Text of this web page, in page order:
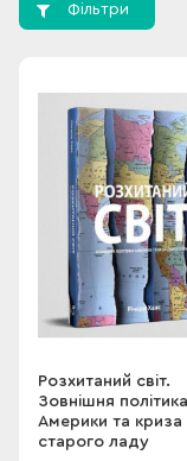
Фільтри
Розхитаний світ.
Зовнішня політика
Америки та криза
старого ладу